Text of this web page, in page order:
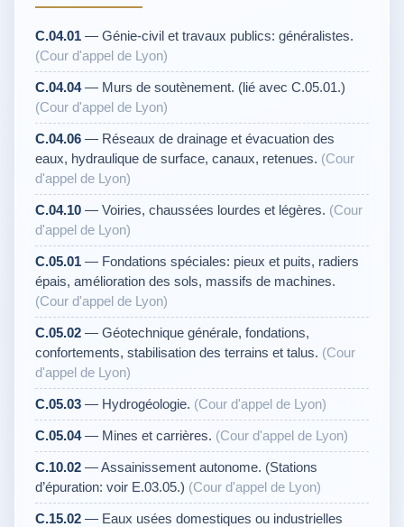
C.04.01 — Génie-civil et travaux publics: généralistes.
(Cour d'appel de Lyon)
C.04.04— Murs de soutènement. (lié avec C.05.01.)
(Cour d'appel de Lyon)
C.04.06 — Réseaux de drainage et évacuation des
eaux, hydraulique de surface, canaux, retenues. (Cour
d'appel de Lyon)
C.04.10 — Voiries, chaussées lourdes et légères. (Cour
d'appel de Lyon)
C.05.01 — Fondations spéciales: pieux et puits, radiers
épais, amélioration des sols, massifs de machines.
(Cour d'appel de Lyon)
C.05.02 — Géotechnique générale, fondations,
confortements, stabilisation des terrains et talus. (Cour
d'appel de Lyon)
C.05.03 — Hydrogéologie. (Cour d'appel de Lyon)
C.05.04— Mines et carrières. (Cour d'appel de Lyon)
C.10.02 — Assainissement autonome. (Stations
d’épuration: voir E.03.05.) (Cour d'appel de Lyon)
C.15.02 — Eaux usées domestiques ou industrielles